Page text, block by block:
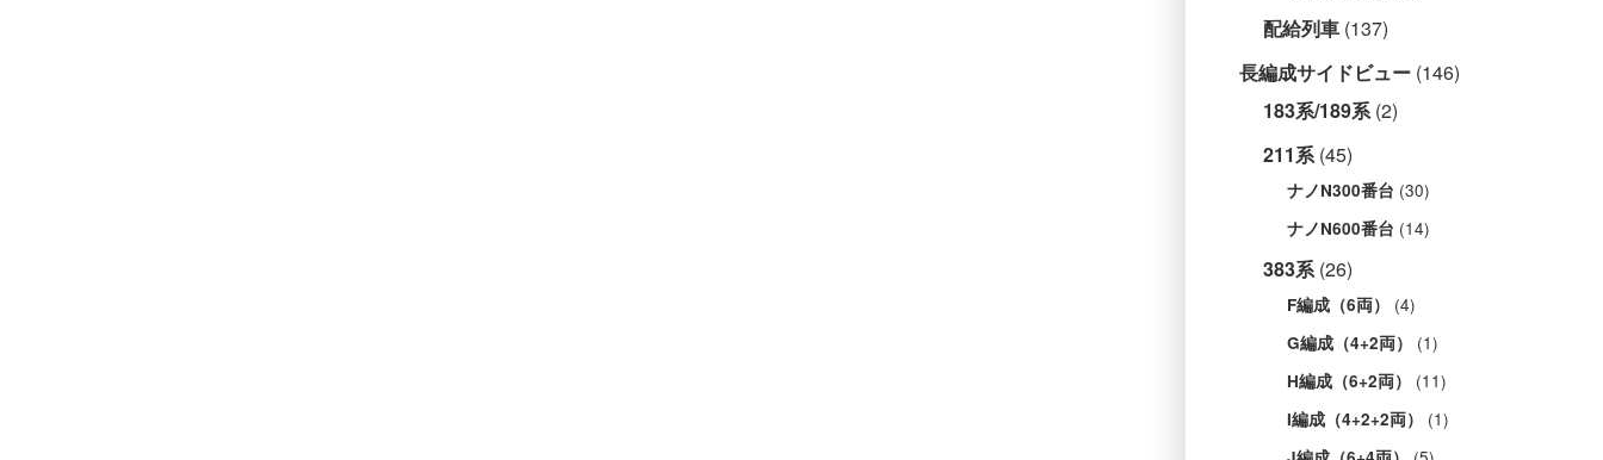
配給列車 (137)
長編成サイドビュー (146)
183系/189系(2)
211系(45)
ナノN300番台 (30)
ナノN600番台 (14)
383系(26)
F編成（6両） (4)
G編成（4+2両） (1)
H編成（6+2両） (11)
I編成（4+2+2両） (1)